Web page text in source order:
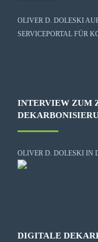
OLIVER D. DOLESKI
SERVICEPORTAL FÜR
INTERVIEW ZUM
OLIVER D. DOLESKI IN
DIGITALE